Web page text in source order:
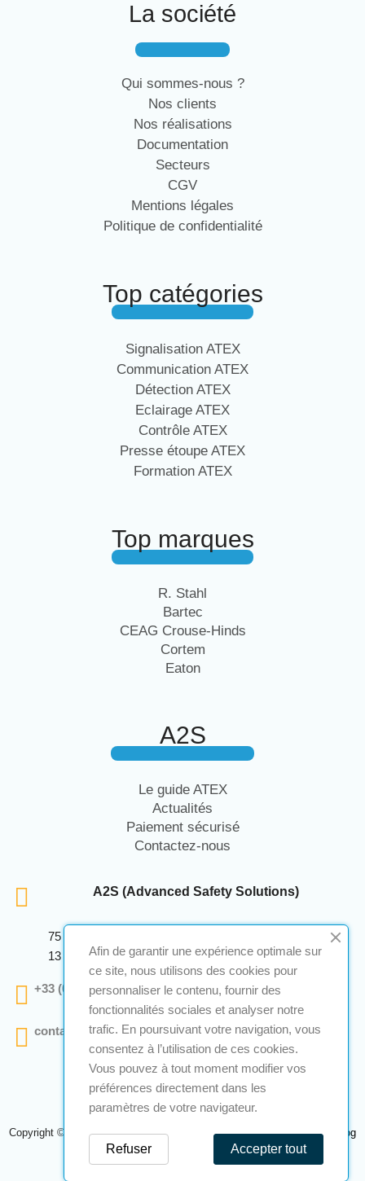
La société
Qui sommes-nous ?
Nos clients
Nos réalisations
Documentation
Secteurs
CGV
Mentions légales
Politique de confidentialité
Top catégories
Signalisation ATEX
Communication ATEX
Détection ATEX
Eclairage ATEX
Contrôle ATEX
Presse étoupe ATEX
Formation ATEX
Top marques
R. Stahl
Bartec
CEAG Crouse-Hinds
Cortem
Eaton
A2S
Le guide ATEX
Actualités
Paiement sécurisé
Contactez-nous
A2S (Advanced Safety Solutions)
75 Avenue Marcellin Berthelot Anthelios Bâtiment E
13 290 Aix En Provence
+33 (0)4 12 28 00 69
contact@a2s-atex.com
Copyright © 2026 A2S Atex. Tous droits réservés. Une réalisationNavilog
Afin de garantir une expérience optimale sur
ce site, nous utilisons des cookies pour
personnaliser le contenu, fournir des
fonctionnalités sociales et analyser notre
trafic. En poursuivant votre navigation, vous
consentez à l’utilisation de ces cookies.
Vous pouvez à tout moment modifier vos
préférences directement dans les
paramètres de votre navigateur.
Accepter tout
Refuser